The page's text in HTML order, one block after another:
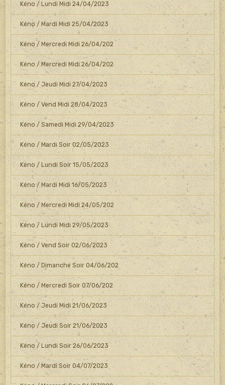
Kéno / Lundi Midi 24/04/2023
Kéno / Mardi Midi 25/04/2023
Kéno / Mercredi Midi 26/04/202
Kéno / Mercredi Midi 26/04/202
Kéno / Jeudi Midi 27/04/2023
Kéno / Vend Midi 28/04/2023
Kéno / Samedi Midi 29/04/2023
Kéno / Mardi Soir 02/05/2023
Kéno / Lundi Soir 15/05/2023
Kéno / Mardi Midi 16/05/2023
Kéno / Mercredi Midi 24/05/202
Kéno / Lundi Midi 29/05/2023
Kéno / Vend Soir 02/06/2023
Kéno / Dimanche Soir 04/06/202
Kéno / Mercredi Soir 07/06/202
Kéno / Jeudi Midi 21/06/2023
Kéno / Jeudi Soir 21/06/2023
Kéno / Lundi Soir 26/06/2023
Kéno / Mardi Soir 04/07/2023